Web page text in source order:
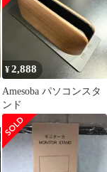
¥2,888
Amesoba パソコンスタ
ンド